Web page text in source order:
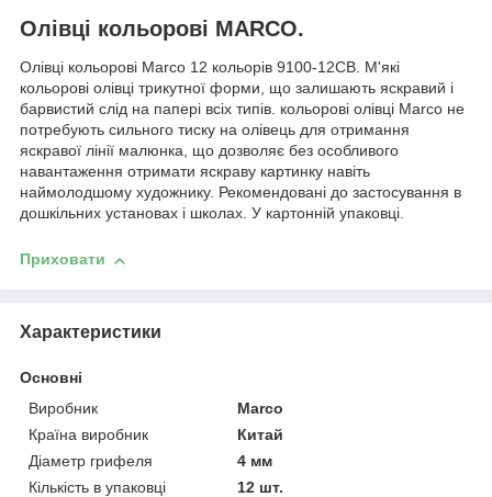
Олівці кольорові MARCO.
Олівці кольорові Marco 12 кольорів 9100-12CB. М'які
кольорові олівці трикутної форми, що залишають яскравий і
барвистий слід на папері всіх типів. кольорові олівці Marco не
потребують сильного тиску на олівець для отримання
яскравої лінії малюнка, що дозволяє без особливого
навантаження отримати яскраву картинку навіть
наймолодшому художнику. Рекомендовані до застосування в
дошкільних установах і школах. У картонній упаковці.
Приховати
Характеристики
Основні
Виробник
Marco
Країна виробник
Китай
Діаметр грифеля
4 мм
Кількість в упаковці
12 шт.